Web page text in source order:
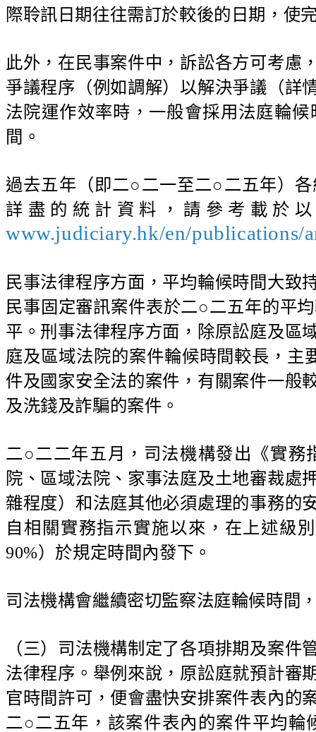
際聆訊日期往往需訂於較後的日期，使
此外，在民事案件中，訴訟各方可考慮
爭議程序（例如調解）以解決爭議（詳
法院運作效率時，一般會採用法庭輪
間。
過去五年（即二○二一至二○二五年）
詳盡的統計資料，請參考載於
www.judiciary.hk/en/publications/
民事法律程序方面，平均輪候時間大致
民事固定審訊案件表於二○二五年的平
平。刑事法律程序方面，除原訟庭及區
庭及區域法院的案件輪候時間較長，
件及國家安全法的案件，有關案件一般
及洗錢及詐騙的案件。
二○二二年五月，司法機構發出《實務
院、區域法院、家事法庭及土地審裁處
雜程度）和法庭其他必須處理的事務的
自相關實務指示實施以來，在上述級
90%）於規定時間內發下。
司法機構會繼續密切監察法庭輪候時間
（三）司法機構制定了各項排期及案
法律程序。舉例來說，原訟庭就預計審
官時間許可，便會盡快安排案件表內的
二○二五年，該案件表內的案件平均輪